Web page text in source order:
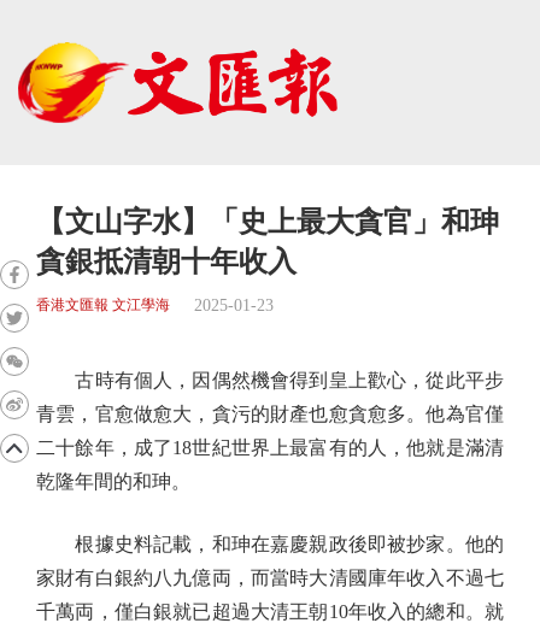
【文山字水】「史上最大貪官」和珅
貪銀抵清朝十年收入
香港文匯報 文江學海 2025-01-23
古時有個人，因偶然機會得到皇上歡心，從此平步
青雲，官愈做愈大，貪污的財產也愈貪愈多。他為官僅
二十餘年，成了18世紀世界上最富有的人，他就是滿清
乾隆年間的和珅。
根據史料記載，和珅在嘉慶親政後即被抄家。他的
家財有白銀約八九億両，而當時大清國庫年收入不過七
千萬両，僅白銀就已超過大清王朝10年收入的總和。就